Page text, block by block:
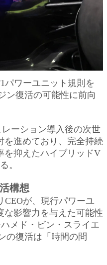
パワーユニット規則を
ン復活の可能性に前向
ーション導入後の次世
を進めており、完全持続
を抑えたハイブリッドV
。
構想
CEOが、現行パワーユ
な影響力を与えた可能性
メド・ビン・スライエ
の復活は「時間の問